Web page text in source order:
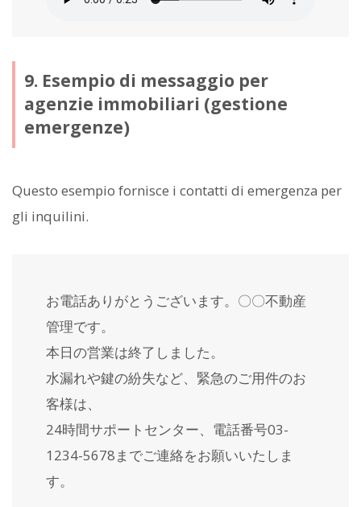
9. Esempio di messaggio per
agenzie immobiliari (gestione
emergenze)
Questo esempio fornisce i contatti di emergenza per
gli inquilini.
お電話ありがとうございます。〇〇不動産
管理です。
本日の営業は終了しました。
水漏れや鍵の紛失など、緊急のご用件のお
客様は、
24時間サポートセンター、電話番号03-
1234-5678までご連絡をお願いいたしま
す。